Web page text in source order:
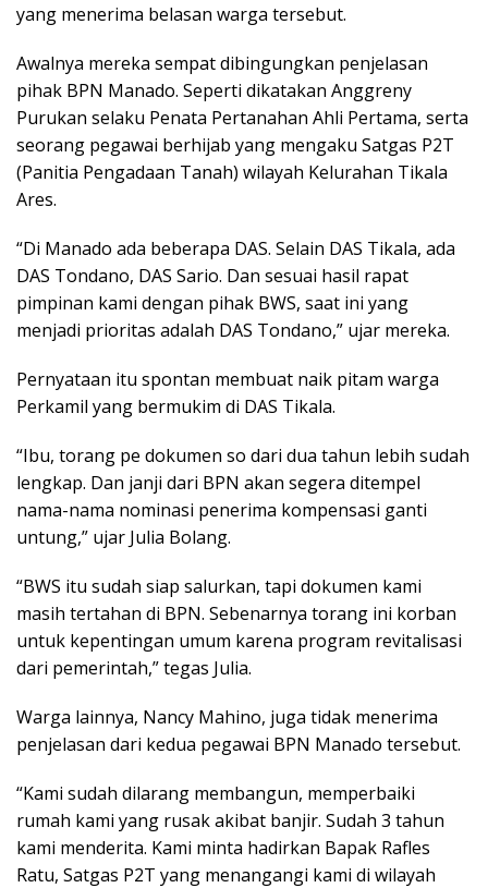
yang menerima belasan warga tersebut.
Awalnya mereka sempat dibingungkan penjelasan
pihak BPN Manado. Seperti dikatakan Anggreny
Purukan selaku Penata Pertanahan Ahli Pertama, serta
seorang pegawai berhijab yang mengaku Satgas P2T
(Panitia Pengadaan Tanah) wilayah Kelurahan Tikala
Ares.
“Di Manado ada beberapa DAS. Selain DAS Tikala, ada
DAS Tondano, DAS Sario. Dan sesuai hasil rapat
pimpinan kami dengan pihak BWS, saat ini yang
menjadi prioritas adalah DAS Tondano,” ujar mereka.
Pernyataan itu spontan membuat naik pitam warga
Perkamil yang bermukim di DAS Tikala.
“Ibu, torang pe dokumen so dari dua tahun lebih sudah
lengkap. Dan janji dari BPN akan segera ditempel
nama-nama nominasi penerima kompensasi ganti
untung,” ujar Julia Bolang.
“BWS itu sudah siap salurkan, tapi dokumen kami
masih tertahan di BPN. Sebenarnya torang ini korban
untuk kepentingan umum karena program revitalisasi
dari pemerintah,” tegas Julia.
Warga lainnya, Nancy Mahino, juga tidak menerima
penjelasan dari kedua pegawai BPN Manado tersebut.
“Kami sudah dilarang membangun, memperbaiki
rumah kami yang rusak akibat banjir. Sudah 3 tahun
kami menderita. Kami minta hadirkan Bapak Rafles
Ratu, Satgas P2T yang menangangi kami di wilayah